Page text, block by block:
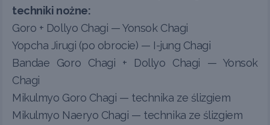
techniki nożne:
Goro + Dollyo Chagi — Yonsok Chagi
Yopcha Jirugi (po obrocie) — I-jung Chagi
Bandae Goro Chagi + Dollyo Chagi — Yonsok
Chagi
Mikulmyo Goro Chagi — technika ze ślizgiem
Mikulmyo Naeryo Chagi — technika ze ślizgiem